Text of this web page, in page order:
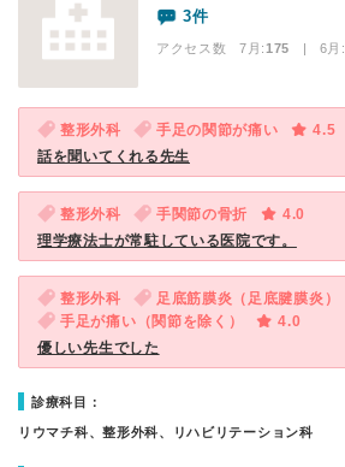
3件
アクセス数 7月:175 | 6月:
整形外科 手足の関節が痛い
4.5
話を聞いてくれる先生
整形外科 手関節の骨折
4.0
理学療法士が常駐している医院です。
整形外科
足底筋膜炎（足底腱膜炎）
手足が痛い（関節を除く）
4.0
優しい先生でした
診療科目：
リウマチ科、整形外科、リハビリテーション科